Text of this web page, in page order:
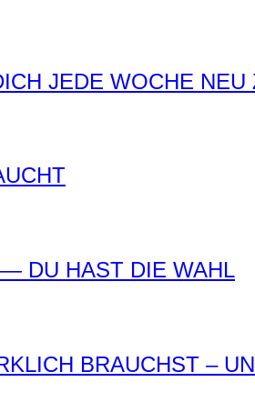
JEDE WOCHE NEU
DU HAST DIE WAHL
BRAUCHST –